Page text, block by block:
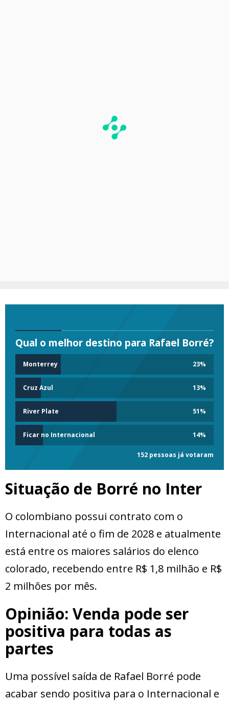
Qual o melhor destino para Rafael Borré?
Monterrey 23%
Cruz Azul 13%
River Plate 51%
Ficar no Internacional 14%
152 pessoas já votaram
Situação de Borré no Inter
O colombiano possui contrato com o
Internacional até o fim de 2028 e atualmente
está entre os maiores salários do elenco
colorado, recebendo entre R$ 1,8 milhão e R$
2 milhões por mês.
Opinião: Venda pode ser
positiva para todas as
partes
Uma possível saída de Rafael Borré pode
acabar sendo positiva para o Internacional e